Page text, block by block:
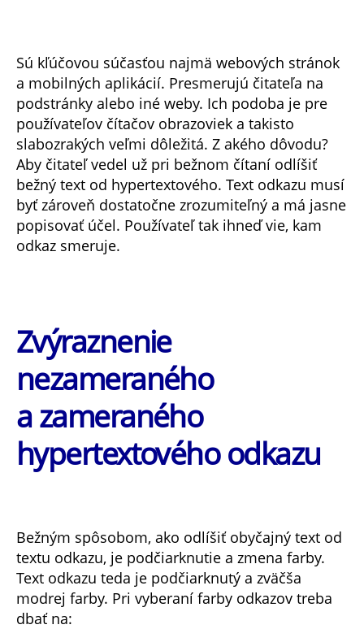
Sú kľúčovou súčasťou najmä webových stránok
a mobilných aplikácií. Presmerujú čitateľa na
podstránky alebo iné weby. Ich podoba je pre
používateľov čítačov obrazoviek a takisto
slabozrakých veľmi dôležitá. Z akého dôvodu?
Aby čitateľ vedel už pri bežnom čítaní odlíšiť
bežný text od hypertextového. Text odkazu musí
byť zároveň dostatočne zrozumiteľný a má jasne
popisovať účel. Používateľ tak ihneď vie, kam
odkaz smeruje.
Zvýraznenie
nezameraného
a zameraného
hypertextového odkazu
Bežným spôsobom, ako odlíšiť obyčajný text od
textu odkazu, je podčiarknutie a zmena farby.
Text odkazu teda je podčiarknutý a zväčša
modrej farby. Pri vyberaní farby odkazov treba
dbať na: